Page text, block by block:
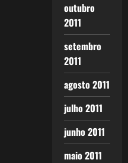
outubro
2011
setembro
2011
agosto 2011
julho 2011
junho 2011
maio 2011